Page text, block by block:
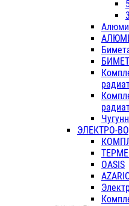
ЭЛЕКТРО-
OASIS